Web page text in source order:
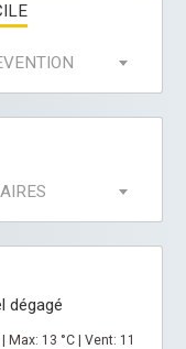
dégagé
Max: 13 °C | Vent: 11